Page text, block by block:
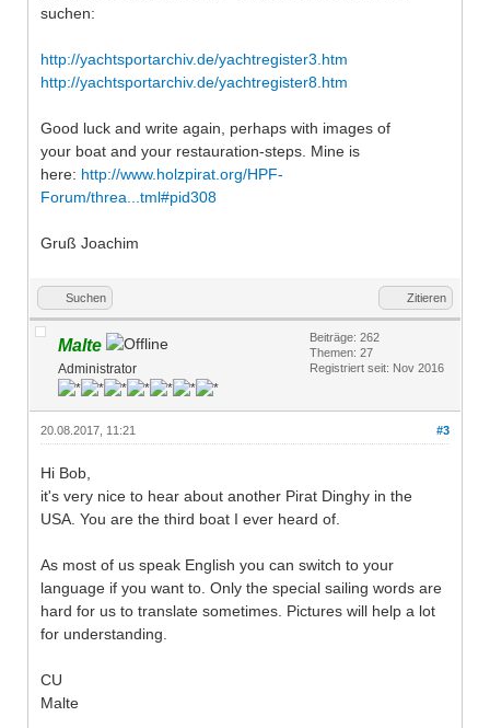
suchen:
http://yachtsportarchiv.de/yachtregister3.htm
http://yachtsportarchiv.de/yachtregister8.htm
Good luck and write again, perhaps with images of
your boat and your restauration-steps. Mine is
here: http://www.holzpirat.org/HPF-
Forum/threa...tml#pid308
Gruß Joachim
Suchen Zitieren
Malte
Administrator
Beiträge: 262
Themen: 27
Registriert seit: Nov 2016
#3
20.08.2017, 11:21
Hi Bob,
it's very nice to hear about another Pirat Dinghy in the
USA. You are the third boat I ever heard of.
As most of us speak English you can switch to your
language if you want to. Only the special sailing words are
hard for us to translate sometimes. Pictures will help a lot
for understanding.
CU
Malte